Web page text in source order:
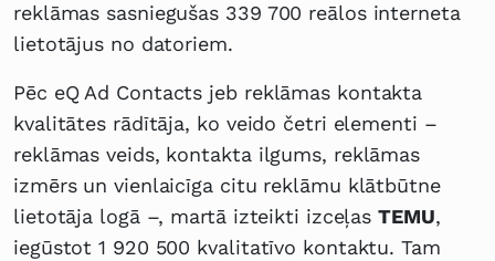
reklāmas sasniegušas 339 700 reālos interneta
lietotājus no datoriem.
Pēc eQ Ad Contacts jeb reklāmas kontakta
kvalitātes rādītāja, ko veido četri elementi –
reklāmas veids, kontakta ilgums, reklāmas
izmērs un vienlaicīga citu reklāmu klātbūtne
lietotāja logā –, martā izteikti izceļasTEMU,
iegūstot 1 920 500 kvalitatīvo kontaktu. Tam